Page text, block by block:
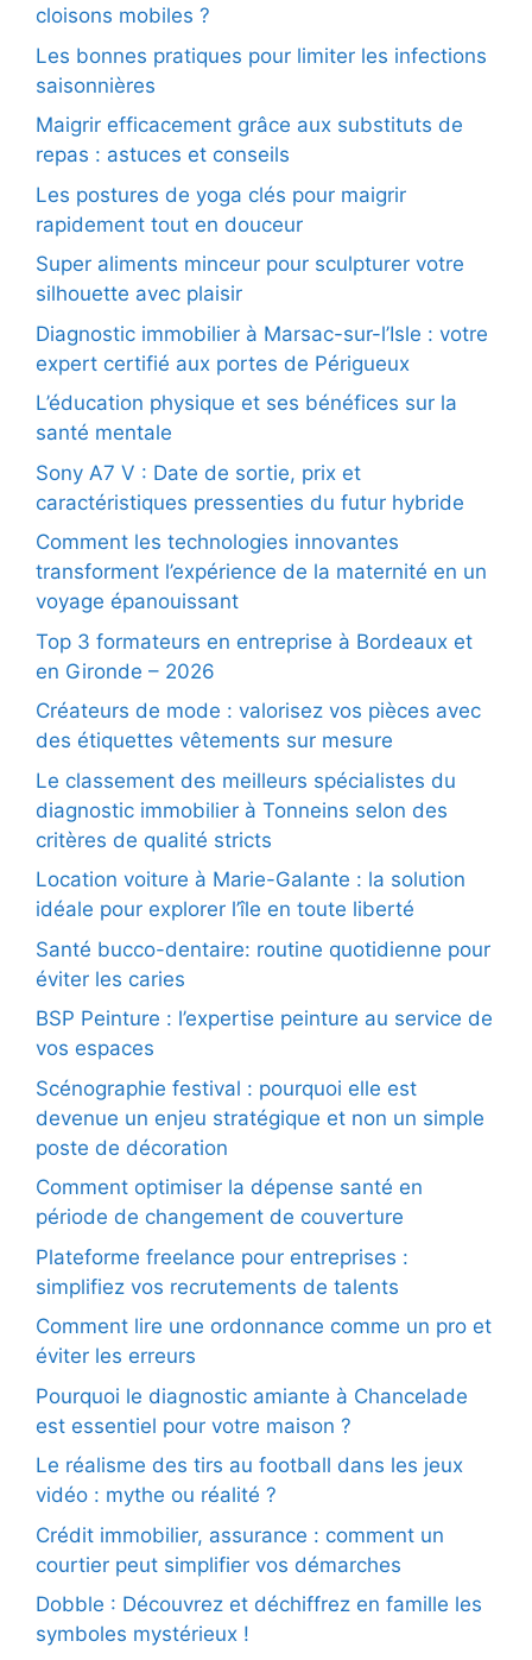
cloisons mobiles ?
Les bonnes pratiques pour limiter les infections
saisonnières
Maigrir efficacement grâce aux substituts de
repas : astuces et conseils
Les postures de yoga clés pour maigrir
rapidement tout en douceur
Super aliments minceur pour sculpturer votre
silhouette avec plaisir
Diagnostic immobilier à Marsac-sur-l’Isle : votre
expert certifié aux portes de Périgueux
L’éducation physique et ses bénéfices sur la
santé mentale
Sony A7 V : Date de sortie, prix et
caractéristiques pressenties du futur hybride
Comment les technologies innovantes
transforment l’expérience de la maternité en un
voyage épanouissant
Top 3 formateurs en entreprise à Bordeaux et
en Gironde – 2026
Créateurs de mode : valorisez vos pièces avec
des étiquettes vêtements sur mesure
Le classement des meilleurs spécialistes du
diagnostic immobilier à Tonneins selon des
critères de qualité stricts
Location voiture à Marie-Galante : la solution
idéale pour explorer l’île en toute liberté
Santé bucco-dentaire: routine quotidienne pour
éviter les caries
BSP Peinture : l’expertise peinture au service de
vos espaces
Scénographie festival : pourquoi elle est
devenue un enjeu stratégique et non un simple
poste de décoration
Comment optimiser la dépense santé en
période de changement de couverture
Plateforme freelance pour entreprises :
simplifiez vos recrutements de talents
Comment lire une ordonnance comme un pro et
éviter les erreurs
Pourquoi le diagnostic amiante à Chancelade
est essentiel pour votre maison ?
Le réalisme des tirs au football dans les jeux
vidéo : mythe ou réalité ?
Crédit immobilier, assurance : comment un
courtier peut simplifier vos démarches
Dobble : Découvrez et déchiffrez en famille les
symboles mystérieux !